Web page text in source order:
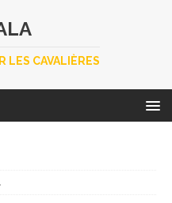
LES CAVALIÈRES